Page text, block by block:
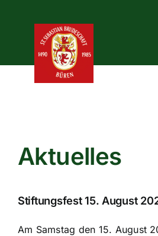
Aktuelles
Bruderschaft
Aktuelles
Stiftungsfest 15. August
Am Samstag den 15. August